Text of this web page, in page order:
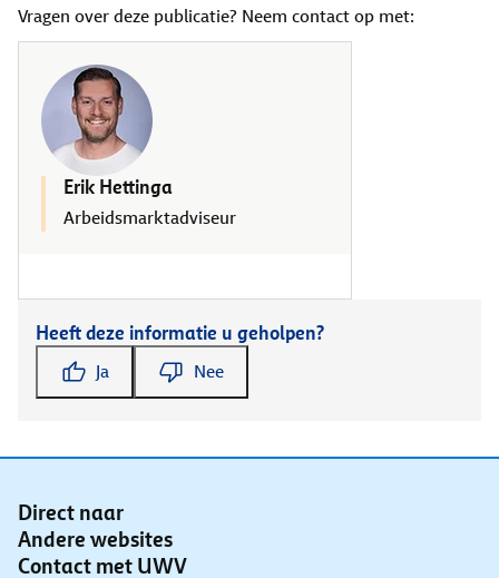
Vragen over deze publicatie? Neem contact op met:
Erik Hettinga
Arbeidsmarktadviseur
Heeft deze informatie u geholpen?
Ja Nee
Direct naar
Andere websites
Contact met UWV